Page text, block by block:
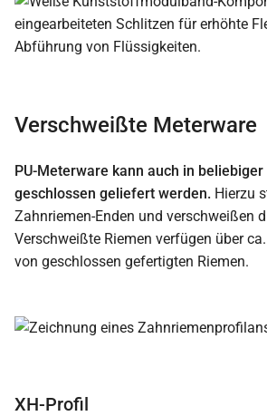
Verschweißte Meterware
PU-Meterware kann auch in beliebiger
geschlossen geliefert werden. Hierzu
Zahnriemen-Enden und verschweißen
Verschweißte Riemen verfügen über
von geschlossen gefertigten Riemen.
XH-Profil